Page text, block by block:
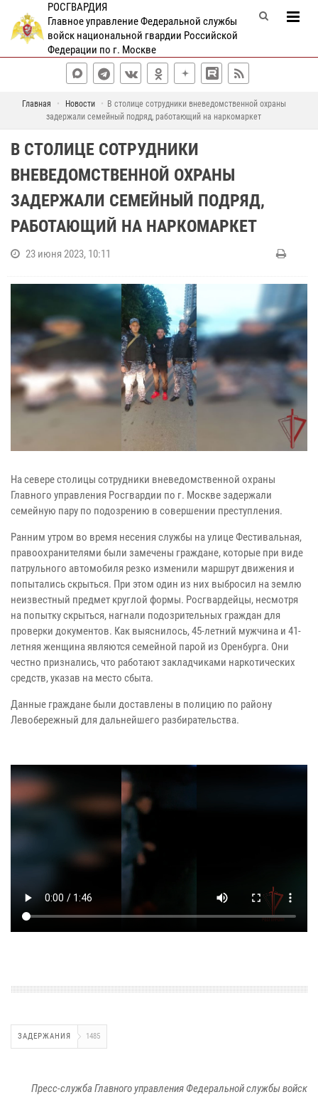
РОСГВАРДИЯ
Главное управление Федеральной службы
войск национальной гвардии Российской
Федерации по г. Москве
Главная Новости
В столице сотрудники вневедомственной охраны
задержали семейный подряд, работающий на наркомаркет
В СТОЛИЦЕ СОТРУДНИКИ
ВНЕВЕДОМСТВЕННОЙ ОХРАНЫ
ЗАДЕРЖАЛИ СЕМЕЙНЫЙ ПОДРЯД,
РАБОТАЮЩИЙ НА НАРКОМАРКЕТ
23 июня 2023, 10:11
На севере столицы сотрудники вневедомственной охраны
Главного управления Росгвардии по г. Москве задержали
семейную пару по подозрению в совершении преступления.
Ранним утром во время несения службы на улице Фестивальная,
правоохранителями были замечены граждане, которые при виде
патрульного автомобиля резко изменили маршрут движения и
попытались скрыться. При этом один из них выбросил на землю
неизвестный предмет круглой формы. Росгвардейцы, несмотря
на попытку скрыться, нагнали подозрительных граждан для
проверки документов. Как выяснилось, 45-летний мужчина и 41-
летняя женщина являются семейной парой из Оренбурга. Они
честно признались, что работают закладчиками наркотических
средств, указав на место сбыта.
Данные граждане были доставлены в полицию по району
Левобережный для дальнейшего разбирательства.
ЗАДЕРЖАНИЯ 1485
Пресс-служба Главного управления Федеральной службы войск